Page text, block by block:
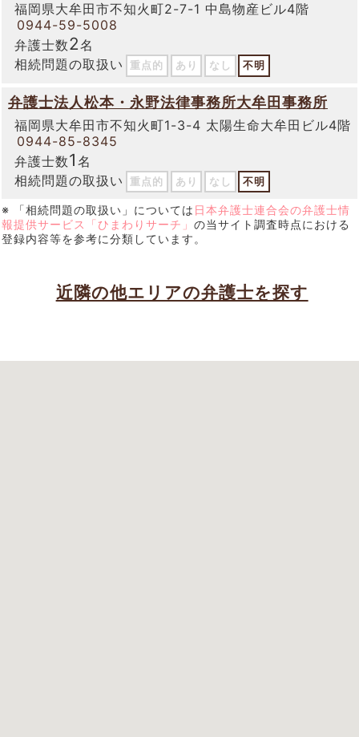
福岡県大牟田市不知火町2-7-1 中島物産ビル4階
0944-59-5008
弁護士数2名
相続問題の取扱い
重点的 あり なし 不明
弁護士法人松本・永野法律事務所大牟田事務所
福岡県大牟田市不知火町1-3-4 太陽生命大牟田ビル4階
0944-85-8345
弁護士数1 名
相続問題の取扱い
重点的 あり なし 不明
※ 「相続問題の取扱い」については 日本弁護士連合会の弁護士情
報提供サービス「ひまわりサーチ」 の当サイト調査時点における
登録内容等を参考に分類しています。
近隣の他エリアの弁護士を探す